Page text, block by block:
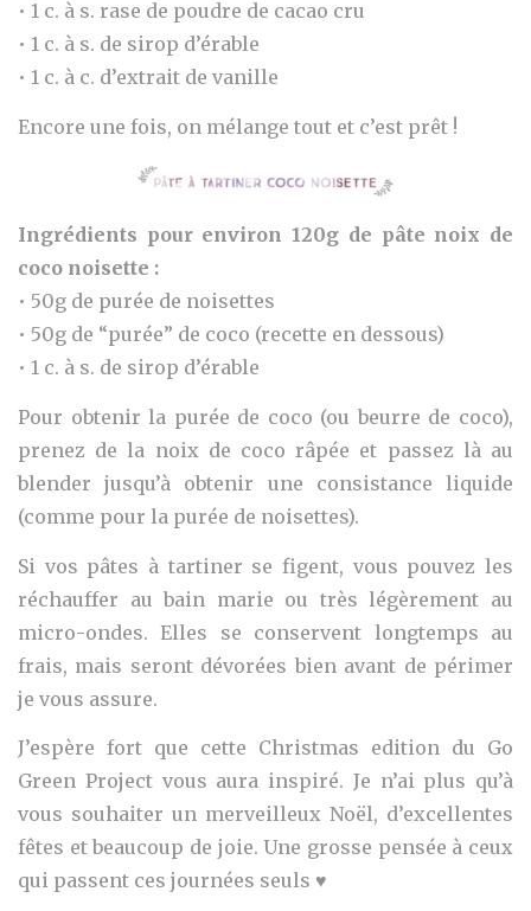
• 1 c. à s. rase de poudre de cacao cru
• 1 c. à s. de sirop d’érable
• 1 c. à c. d’extrait de vanille
Encore une fois, on mélange tout et c’est prêt !
Ingrédients pour environ 120g de pâte noix de
coco noisette :
• 50g de purée de noisettes
• 50g de “purée” de coco (recette en dessous)
• 1 c. à s. de sirop d’érable
Pour obtenir la purée de coco (ou beurre de coco),
prenez de la noix de coco râpée et passez là au
blender jusqu’à obtenir une consistance liquide
(comme pour la purée de noisettes).
Si vos pâtes à tartiner se figent, vous pouvez les
réchauffer au bain marie ou très légèrement au
micro-ondes. Elles se conservent longtemps au
frais, mais seront dévorées bien avant de périmer
je vous assure.
J’espère fort que cette Christmas edition du Go
Green Project vous aura inspiré. Je n’ai plus qu’à
vous souhaiter un merveilleux Noël, d’excellentes
fêtes et beaucoup de joie. Une grosse pensée à ceux
qui passent ces journées seuls ♥